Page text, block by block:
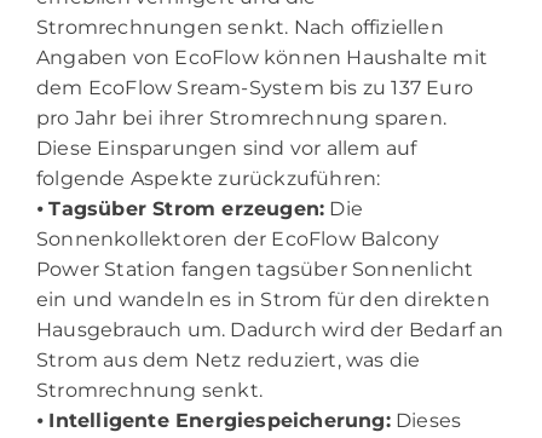
Stromrechnungen senkt. Nach offiziellen
Angaben von EcoFlow können Haushalte mit
dem EcoFlow Sream-System bis zu 137 Euro
pro Jahr bei ihrer Stromrechnung sparen.
Diese Einsparungen sind vor allem auf
folgende Aspekte zurückzuführen:
⦁Tagsüber Strom erzeugen: Die
Sonnenkollektoren der EcoFlow Balcony
Power Station fangen tagsüber Sonnenlicht
ein und wandeln es in Strom für den direkten
Hausgebrauch um. Dadurch wird der Bedarf an
Strom aus dem Netz reduziert, was die
Stromrechnung senkt.
⦁ Intelligente Energiespeicherung:Dieses